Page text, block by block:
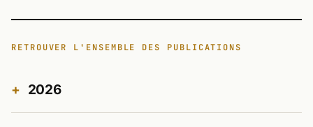
RETROUVER L'ENSEMBLE DES PUBLICATIONS
2026